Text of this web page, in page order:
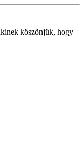
köszönjük, hogy